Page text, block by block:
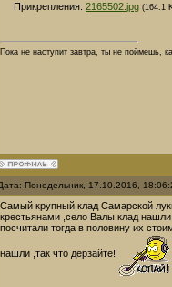
Прикрепления: 2165502.jpg (164.1
Пока не наступит завтра, ты не поймешь,
Понедельник, 17.10.2016,
Самый крупный клад Самарской
крестьянами ,село Валы клад нашли
посчитали тогда в половину их
нашли ,так что дерзайте!